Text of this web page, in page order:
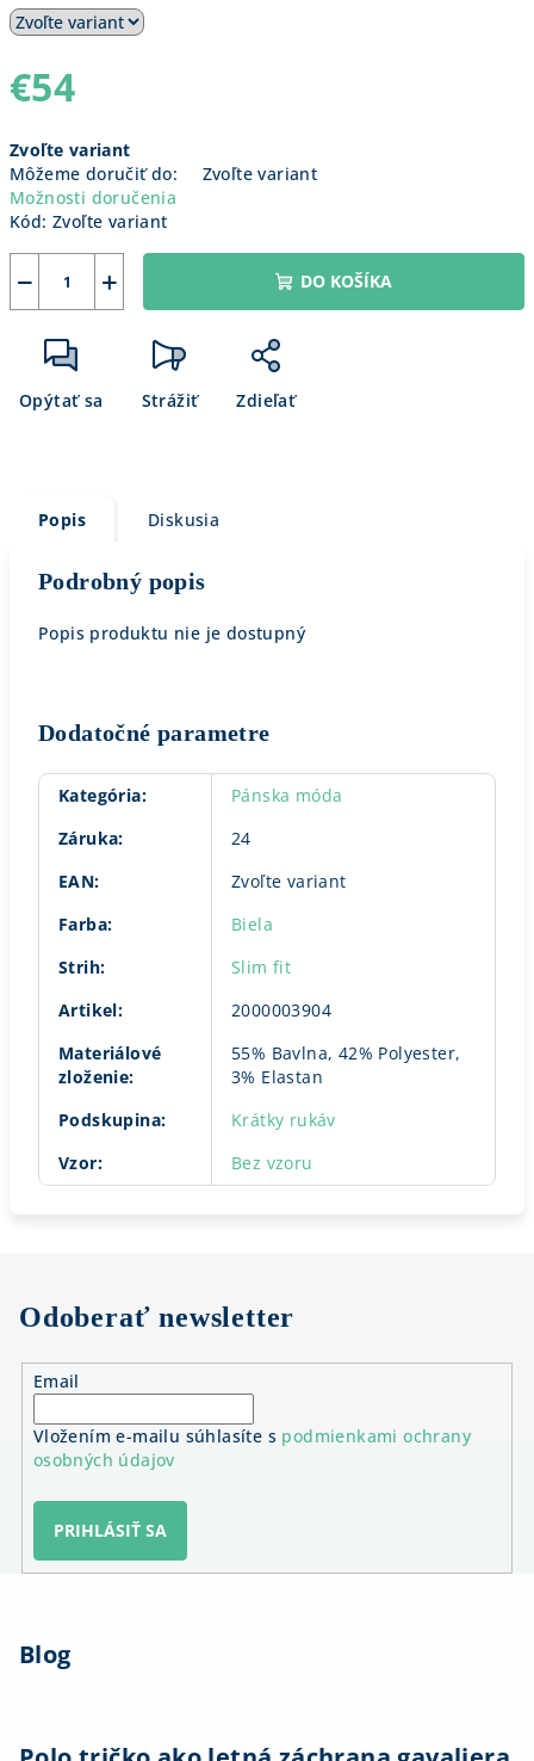
€54
cena:
Zvoľte variant
Môžeme doručiť do:
Zvoľte variant
Možnosti doručenia
Kód: Zvoľte variant
+
− DO KOŠÍKA
Opýtať sa Strážiť Zdieľať
Popis Diskusia
Podrobný popis
Popis produktu nie je dostupný
Dodatočné parametre
Kategória:
Pánska móda
Záruka:
24
EAN:
Zvoľte variant
Farba:
Biela
Strih:
Slim fit
Artikel:
2000003904
Materiálové
zloženie:
55% Bavlna, 42% Polyester,
3% Elastan
Podskupina:
Krátky rukáv
Vzor: Bez vzoru
Odoberať newsletter
Email
Vložením e-mailu súhlasíte s podmienkami ochrany
osobných údajov
PRIHLÁSIŤ SA
Blog